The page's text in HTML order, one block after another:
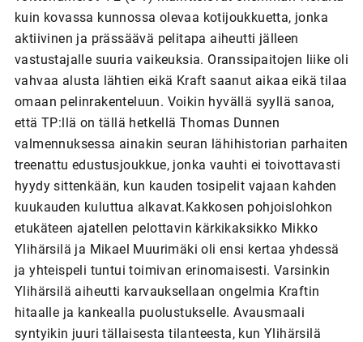
kuin kovassa kunnossa olevaa kotijoukkuetta, jonka
aktiivinen ja prässäävä pelitapa aiheutti jälleen
vastustajalle suuria vaikeuksia. Oranssipaitojen liike oli
vahvaa alusta lähtien eikä Kraft saanut aikaa eikä tilaa
omaan pelinrakenteluun. Voikin hyvällä syyllä sanoa,
että TP:llä on tällä hetkellä Thomas Dunnen
valmennuksessa ainakin seuran lähihistorian parhaiten
treenattu edustusjoukkue, jonka vauhti ei toivottavasti
hyydy sittenkään, kun kauden tosipelit vajaan kahden
kuukauden kuluttua alkavat.Kakkosen pohjoislohkon
etukäteen ajatellen pelottavin kärkikaksikko Mikko
Ylihärsilä ja Mikael Muurimäki oli ensi kertaa yhdessä
ja yhteispeli tuntui toimivan erinomaisesti. Varsinkin
Ylihärsilä aiheutti karvauksellaan ongelmia Kraftin
hitaalle ja kankealla puolustukselle. Avausmaali
syntyikin juuri tällaisesta tilanteesta, kun Ylihärsilä